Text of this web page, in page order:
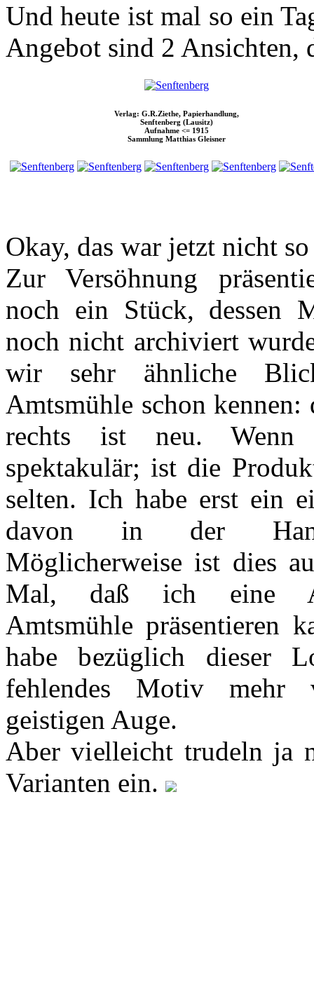
Und heute ist mal so ein
Angebot sind 2 Ansichten,
Verlag: G.R.Ziethe, Papierhandlung,
Senftenberg (Lausitz)
Aufnahme <= 1915
Sammlung Matthias Gleisner
Okay, das war jetzt nicht
Zur Versöhnung
noch ein Stück, dessen
noch nicht archiviert
wir sehr ähnliche
Amtsmühle schon kennen:
rechts ist neu. Wenn
spektakulär; ist die
selten. Ich habe erst ein
davon in der
Möglicherweise ist dies
Mal, daß ich eine
Amtsmühle präsentieren
habe bezüglich dieser
fehlendes Motiv mehr
geistigen Auge.
Aber vielleicht trudeln ja
Varianten ein.